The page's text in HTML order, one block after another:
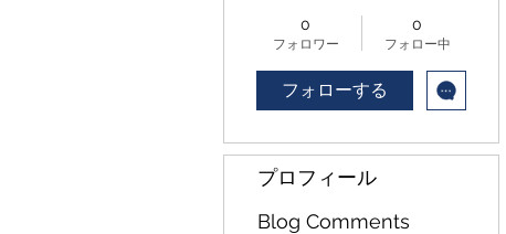
0
フォロワー
0
フォロー中
フォローする
プロフィール
Blog Comments